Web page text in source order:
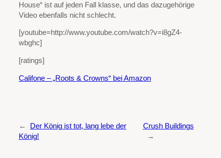
House“ ist auf jeden Fall klasse, und das dazugehörige
Video ebenfalls nicht schlecht.
[youtube=http://www.youtube.com/watch?v=i8gZ4-
wbghc]
[ratings]
Califone – „Roots & Crowns“ bei Amazon
←
Der König ist tot, lang lebe der
König!
Crush Buildings
→